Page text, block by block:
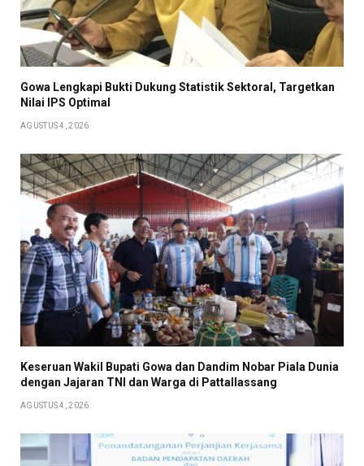
Gowa Lengkapi Bukti Dukung Statistik Sektoral, Targetkan
Nilai IPS Optimal
AGUSTUS 4, 2026
Keseruan Wakil Bupati Gowa dan Dandim Nobar Piala Dunia
dengan Jajaran TNI dan Warga di Pattallassang
AGUSTUS 4, 2026